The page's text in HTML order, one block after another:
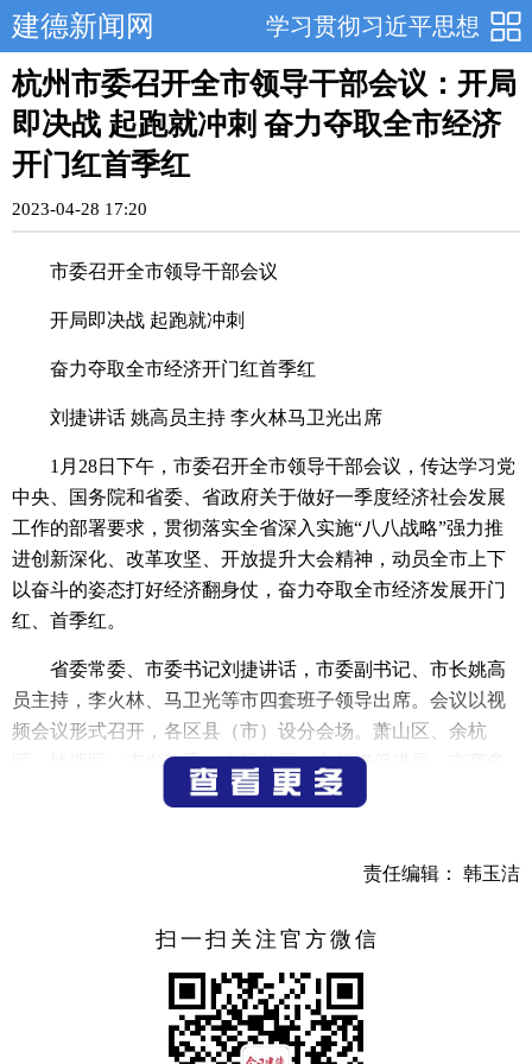
学习贯彻习近平思想
建德新闻网
杭州市委召开全市领导干部会议：开局
即决战 起跑就冲刺 奋力夺取全市经济
开门红首季红
2023-04-28 17:20
市委召开全市领导干部会议
开局即决战 起跑就冲刺
奋力夺取全市经济开门红首季红
刘捷讲话 姚高员主持 李火林马卫光出席
1月28日下午，市委召开全市领导干部会议，传达学习党
中央、国务院和省委、省政府关于做好一季度经济社会发展
工作的部署要求，贯彻落实全省深入实施“八八战略”强力推
进创新深化、改革攻坚、开放提升大会精神，动员全市上下
以奋斗的姿态打好经济翻身仗，奋力夺取全市经济发展开门
红、首季红。
省委常委、市委书记刘捷讲话，市委副书记、市长姚高
员主持，李火林、马卫光等市四套班子领导出席。会议以视
频会议形式召开，各区县（市）设分会场。萧山区、余杭
区、钱塘区、市发改委、市经信局、市投资促进局、市商务
局、杭州资本负责人作交流发言。市直单位、各区县（市）
刘捷指出，今年是全面贯彻党的二十大精神的开局之
做好经济工作意义特殊、尤为重要。开局就是决战、起跑就
更有针对性，以等不起、慢不得、坐不住的紧迫感夺取开门
红、打好翻身仗，以实而又实、久久为功的持续努力推进经
济高质量发展，为全国全省发展大局贡献杭州力量。要加强
责任编辑： 韩玉洁
扫一扫关注官方微信